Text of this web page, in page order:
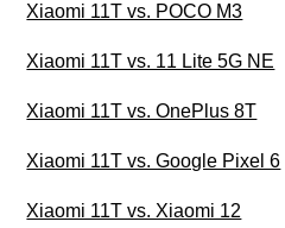
Xiaomi 11T vs. POCO M3
Xiaomi 11T vs. 11 Lite 5G NE
Xiaomi 11T vs. OnePlus 8T
Xiaomi 11T vs. Google Pixel 6
Xiaomi 11T vs. Xiaomi 12